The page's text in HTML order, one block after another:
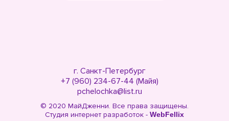
г. Санкт-Петербург
+7 (960) 234-67-44 (Майя)
pchelochka@list.ru
© 2020 МайДженни. Все права защищены.
Студия интернет разработок - WebFellix